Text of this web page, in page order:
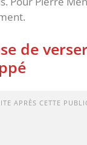
de
APRÈS CETTE